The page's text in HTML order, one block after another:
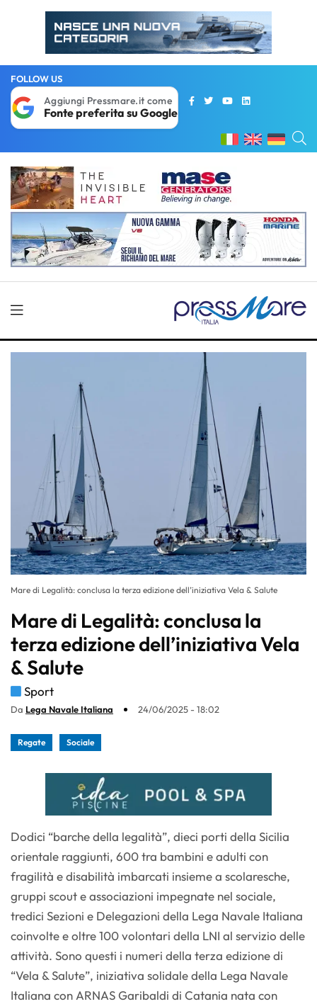
FOLLOW US
Aggiungi Pressmare.it come
Fonte preferita su Google
Mare di Legalità: conclusa la terza edizione dell’iniziativa Vela & Salute
Mare di Legalità: conclusa la
terza edizione dell’iniziativa Vela
& Salute
Sport
Da Lega Navale Italiana 24/06/2025 - 18:02
Regate Sociale
Dodici “barche della legalità”, dieci porti della Sicilia
orientale raggiunti, 600 tra bambini e adulti con
fragilità e disabilità imbarcati insieme a scolaresche,
gruppi scout e associazioni impegnate nel sociale,
tredici Sezioni e Delegazioni della Lega Navale Italiana
coinvolte e oltre 100 volontari della LNI al servizio delle
attività. Sono questi i numeri della terza edizione di
“Vela & Salute”, iniziativa solidale della Lega Navale
Italiana con ARNAS Garibaldi di Catania nata con